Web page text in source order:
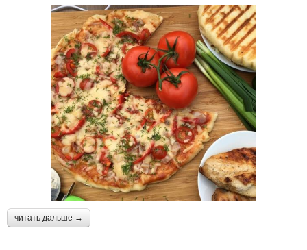
читать дальше →